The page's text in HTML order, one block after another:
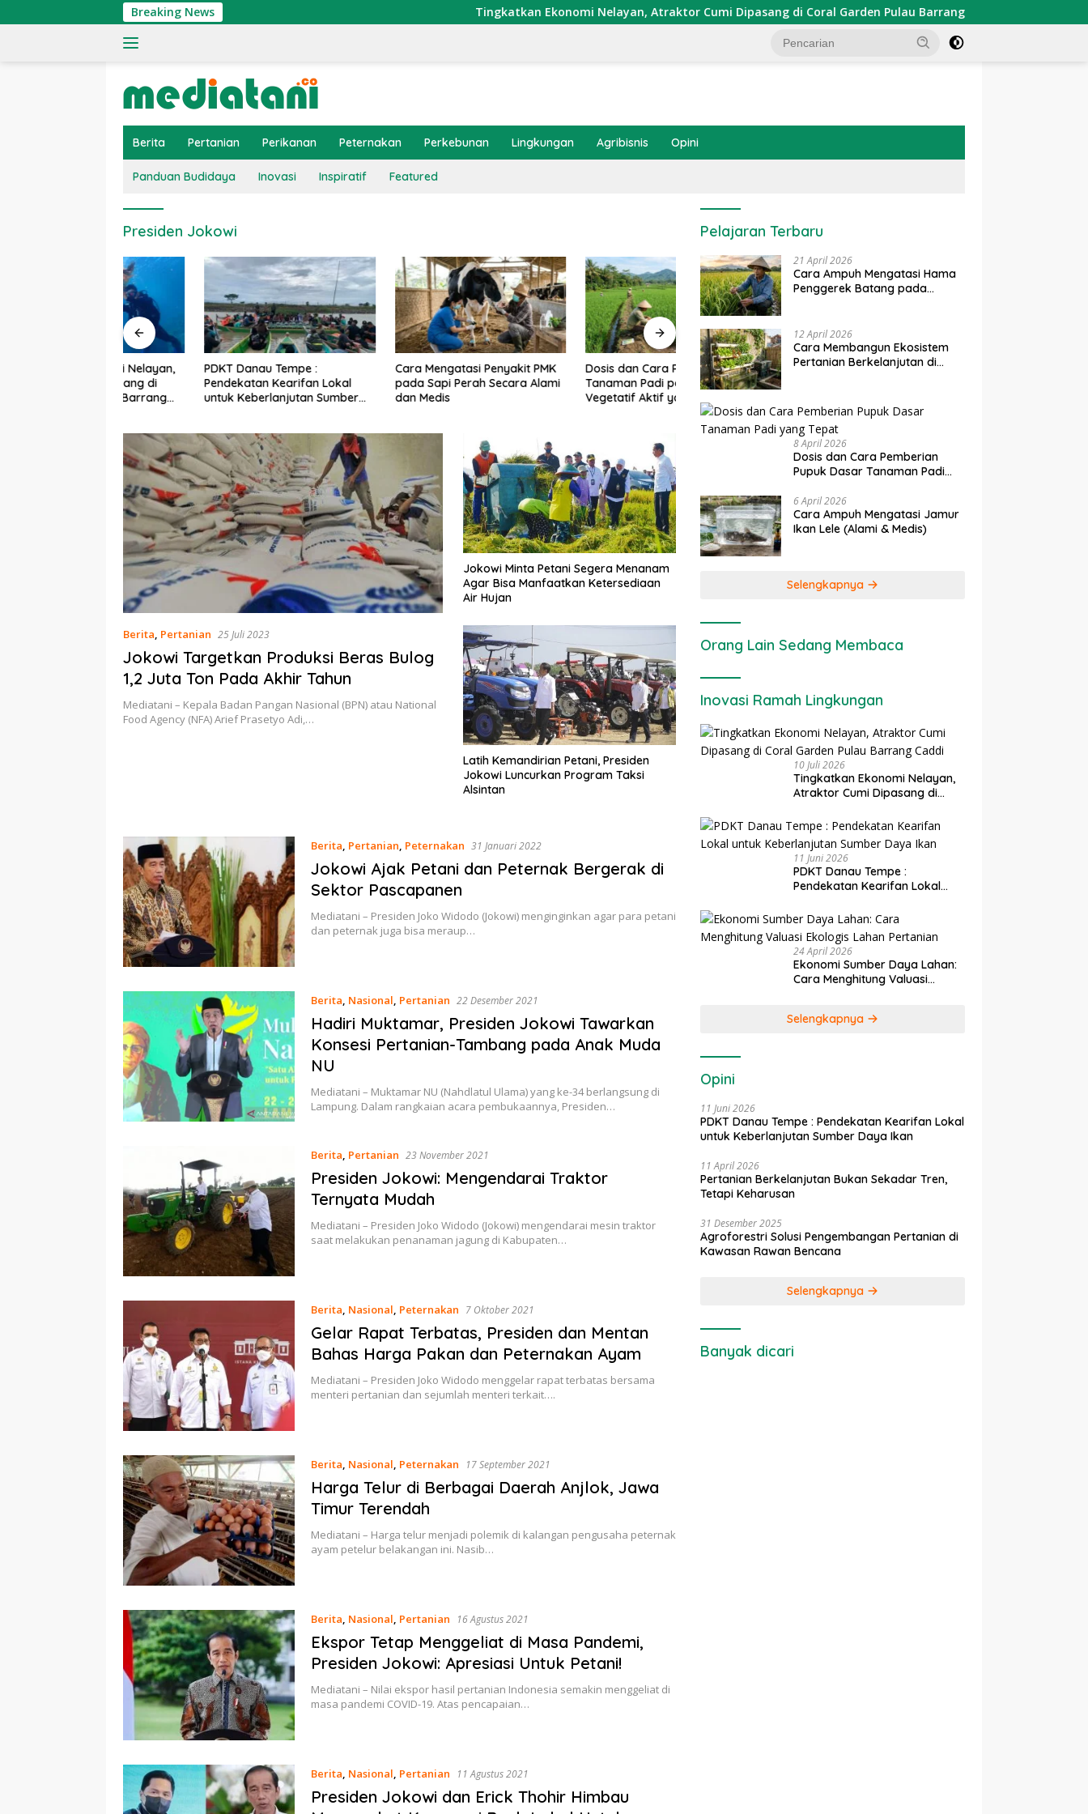
ke
Breaking News Tingkatkan Ekonomi Nelayan, Atraktor Cumi Dipasang di Coral Garden Pulau Barrang Caddi
Berita Pertanian Perikanan Peternakan Perkebunan Lingkungan Agribisnis Opini
Panduan Budidaya Inovasi Inspiratif Featured
Presiden Jokowi
PDKT Danau Tempe :
Pendekatan Kearifan Lokal
untuk Keberlanjutan Sumber
Cara Mengatasi Penyakit PMK
pada Sapi Perah Secara Alami
dan Medis
Dosis dan Cara Pemupukan
Tanaman Padi pada Fase
Vegetatif Aktif yang Tepat
Penerapan IoT dalam
Pertanian Modern di Indonesia
Ekonomi Sumber Daya Lahan:
Berita, Pertanian 25 Juli 2023
Jokowi Targetkan Produksi Beras Bulog
1,2 Juta Ton Pada Akhir Tahun
Mediatani – Kepala Badan Pangan Nasional (BPN) atau National
Food Agency (NFA) Arief Prasetyo Adi,…
Jokowi Minta Petani Segera Menanam
Agar Bisa Manfaatkan Ketersediaan
Air Hujan
Latih Kemandirian Petani, Presiden
Jokowi Luncurkan Program Taksi
Alsintan
Berita, Pertanian, Peternakan 31 Januari 2022
Jokowi Ajak Petani dan Peternak Bergerak di
Sektor Pascapanen
Mediatani – Presiden Joko Widodo (Jokowi) menginginkan agar para petani
dan peternak juga bisa meraup…
Berita, Nasional, Pertanian 22 Desember 2021
Hadiri Muktamar, Presiden Jokowi Tawarkan
Konsesi Pertanian-Tambang pada Anak Muda
NU
Mediatani – Muktamar NU (Nahdlatul Ulama) yang ke-34 berlangsung di
Lampung. Dalam rangkaian acara pembukaannya, Presiden…
Berita, Pertanian 23 November 2021
Presiden Jokowi: Mengendarai Traktor
Ternyata Mudah
Mediatani – Presiden Joko Widodo (Jokowi) mengendarai mesin traktor
saat melakukan penanaman jagung di Kabupaten…
Berita, Nasional, Peternakan 7 Oktober 2021
Gelar Rapat Terbatas, Presiden dan Mentan
Bahas Harga Pakan dan Peternakan Ayam
Mediatani – Presiden Joko Widodo menggelar rapat terbatas bersama
menteri pertanian dan sejumlah menteri terkait….
Berita, Nasional, Peternakan 17 September 2021
Harga Telur di Berbagai Daerah Anjlok, Jawa
Timur Terendah
Mediatani – Harga telur menjadi polemik di kalangan pengusaha peternak
ayam petelur belakangan ini. Nasib…
Berita, Nasional, Pertanian 16 Agustus 2021
Ekspor Tetap Menggeliat di Masa Pandemi,
Presiden Jokowi: Apresiasi Untuk Petani!
Mediatani – Nilai ekspor hasil pertanian Indonesia semakin menggeliat di
masa pandemi COVID-19. Atas pencapaian…
Berita, Nasional, Pertanian 11 Agustus 2021
Presiden Jokowi dan Erick Thohir Himbau
Pelajaran Terbaru
21 April 2026
Cara Ampuh Mengatasi Hama
Penggerek Batang pada
12 April 2026
Cara Membangun Ekosistem
Pertanian Berkelanjutan di
8 April 2026
Dosis dan Cara Pemberian
Pupuk Dasar Tanaman Padi
6 April 2026
Cara Ampuh Mengatasi Jamur
Ikan Lele (Alami & Medis)
Selengkapnya
Orang Lain Sedang Membaca
Inovasi Ramah Lingkungan
10 Juli 2026
Tingkatkan Ekonomi Nelayan,
Atraktor Cumi Dipasang di
Caddi
11 Juni 2026
PDKT Danau Tempe :
Pendekatan Kearifan Lokal
Daya Ikan
24 April 2026
Ekonomi Sumber Daya Lahan:
Cara Menghitung Valuasi
Selengkapnya
Opini
11 Juni 2026
PDKT Danau Tempe : Pendekatan Kearifan Lokal
untuk Keberlanjutan Sumber Daya Ikan
11 April 2026
Pertanian Berkelanjutan Bukan Sekadar Tren,
Tetapi Keharusan
31 Desember 2025
Agroforestri Solusi Pengembangan Pertanian di
Kawasan Rawan Bencana
Selengkapnya
Banyak dicari